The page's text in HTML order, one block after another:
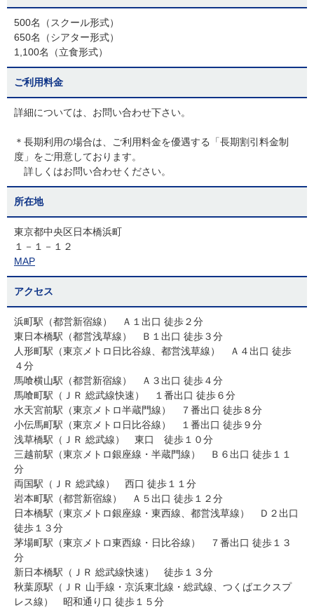
500名（スクール形式）
650名（シアター形式）
1,100名（立食形式）
ご利用料金
詳細については、お問い合わせ下さい。
＊長期利用の場合は、ご利用料金を優遇する「長期割引料金制
度」をご用意しております。
詳しくはお問い合わせください。
所在地
東京都中央区日本橋浜町
１－１－１２
MAP
アクセス
浜町駅（都営新宿線） Ａ１出口 徒歩２分
東日本橋駅（都営浅草線） Ｂ１出口 徒歩３分
人形町駅（東京メトロ日比谷線、都営浅草線） Ａ４出口 徒歩
４分
馬喰横山駅（都営新宿線） Ａ３出口 徒歩４分
馬喰町駅（ＪＲ 総武線快速） １番出口 徒歩６分
水天宮前駅（東京メトロ半蔵門線） ７番出口 徒歩８分
小伝馬町駅（東京メトロ日比谷線） １番出口 徒歩９分
浅草橋駅（ＪＲ 総武線） 東口 徒歩１０分
三越前駅（東京メトロ銀座線・半蔵門線） Ｂ６出口 徒歩１１
分
両国駅（ＪＲ 総武線） 西口 徒歩１１分
岩本町駅（都営新宿線） Ａ５出口 徒歩１２分
日本橋駅（東京メトロ銀座線・東西線、都営浅草線） Ｄ２出口
徒歩１３分
茅場町駅（東京メトロ東西線・日比谷線） ７番出口 徒歩１３
分
新日本橋駅（ＪＲ 総武線快速） 徒歩１３分
秋葉原駅（ＪＲ 山手線・京浜東北線・総武線、つくばエクスプ
レス線） 昭和通り口 徒歩１５分